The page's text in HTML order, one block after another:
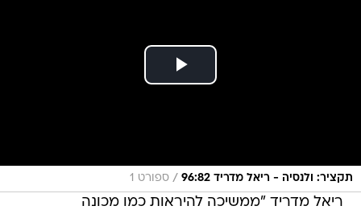
תקציר: ולנסיה - ריאל מדריד 96:82 / ספורט 1
ריאל מדריד "ממשיכה להיראות כמו מכונה